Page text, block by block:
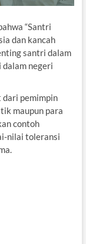
“Santri
dan kancah
santri dalam
negeri
pemimpin
maupun para
contoh
nilai toleransi